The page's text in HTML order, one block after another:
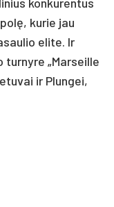
konkurentus
kurie jau
elite. Ir
„Marseille
ir Plungei,